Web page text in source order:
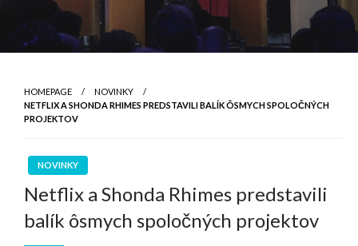
HOMEPAGE
NOVINKY
NETFLIX A SHONDA RHIMES PREDSTAVILI BALÍK ÔSMYCH SPOLOČNÝCH
PROJEKTOV
NOVINKY
Netflix a Shonda Rhimes predstavili
balík ôsmych spoločných projektov